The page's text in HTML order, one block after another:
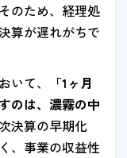
のため、経理処
算が遅れがちで
いて、
「1ヶ月
のは、濃霧の中
決算の早期化
、事業の収益性